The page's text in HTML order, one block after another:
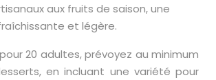
aux fruits de saison, une
et légère.
20 adultes, prévoyez au minimum
en incluant une variété pour